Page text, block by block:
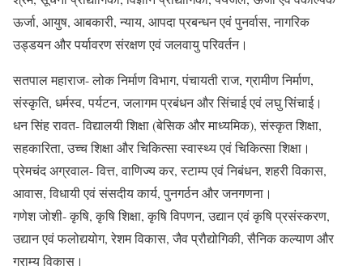
ऊर्जा, आयुष, आबकारी, न्याय, आपदा प्रबन्धन एवं पुनर्वास, नागरिक
उड्डयन और पर्यावरण संरक्षण एवं जलवायु परिवर्तन।
सतपाल महाराज- लोक निर्माण विभाग, पंचायती राज, ग्रामीण निर्माण,
संस्कृति, धर्मस्व, पर्यटन, जलागम प्रबंधन और सिंचाई एवं लघु सिंचाई।
धन सिंह रावत- विद्यालयी शिक्षा (बेसिक और माध्यमिक), संस्कृत शिक्षा,
सहकारिता, उच्च शिक्षा और चिकित्सा स्वास्थ्य एवं चिकित्सा शिक्षा।
प्रेमचंद अग्रवाल- वित्त, वाणिज्य कर, स्टाम्प एवं निबंधन, शहरी विकास,
आवास, विधायी एवं संसदीय कार्य, पुनगर्ठन और जनगणना।
गणेश जोशी- कृषि, कृषि शिक्षा, कृषि विपणन, उद्यान एवं कृषि प्रसंस्करण,
उद्यान एवं फलोद्ययोग, रेशम विकास, जैव प्रौद्योगिकी, सैनिक कल्याण और
ग्राम्य विकास।